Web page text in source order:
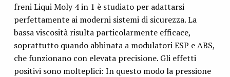
freni Liqui Moly 4 in 1 è studiato per adattarsi
perfettamente ai moderni sistemi di sicurezza. La
bassa viscosità risulta particolarmente efficace,
soprattutto quando abbinata a modulatori ESP e ABS,
che funzionano con elevata precisione. Gli effetti
positivi sono molteplici: In questo modo la pressione